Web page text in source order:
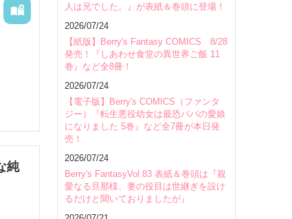
純
人は兄でした。』が表紙＆巻頭に登場！
2026/07/24
【紙版】Berry's Fantasy COMICS 8/28
発売！『しあわせ食堂の異世界ご飯 11
巻』など全8冊！
2026/07/24
【電子版】Berry's COMICS（ファンタ
ジー）『転生悪役幼女は最恐パパの愛娘
になりました 5巻』など全7冊が本日発
売！
2026/07/24
Berry's FantasyVol.83 表紙＆巻頭は『親
愛なる旦那様、妻の役目は世継ぎを設け
るだけと聞いておりましたが』